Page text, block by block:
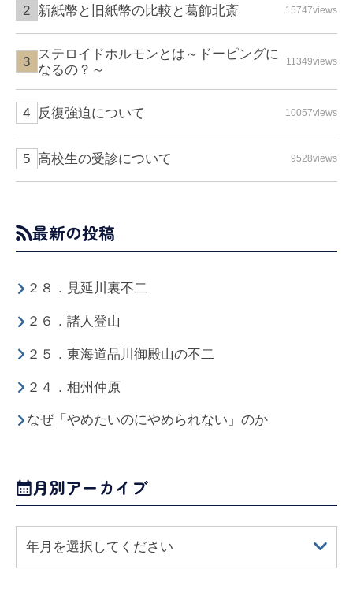
新紙幣と旧紙幣の比較と葛飾北斎 15747views
ステロイドホルモンとは～ドーピングに
なるの？～
11349views
反復強迫について 10057views
高校生の受診について 9528views
最新の投稿
２８．見延川裏不二
２６．諸人登山
２５．東海道品川御殿山の不二
２４．相州仲原
なぜ「やめたいのにやめられない」のか
月別アーカイブ
年月を選択してください